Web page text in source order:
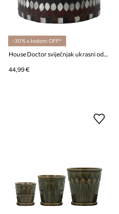
-30% s kodom: OFF*
House Doctor svijećnjak ukrasni od metala 17,5 x 15 cm
44,99 €